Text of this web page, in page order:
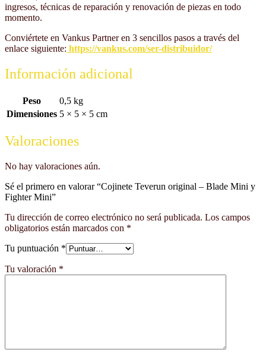
ingresos, técnicas de reparación y renovación de piezas en todo
momento.
Conviértete en Vankus Partner en 3 sencillos pasos a través del
enlace siguiente: https://vankus.com/ser-distribuidor/
Información adicional
Peso
0,5 kg
Dimensiones 5 × 5 × 5 cm
Valoraciones
No hay valoraciones aún.
Sé el primero en valorar “Cojinete Teverun original – Blade Mini y
Fighter Mini”
Tu dirección de correo electrónico no será publicada. Los campos
obligatorios están marcados con *
Tu puntuación *
Tu valoración *